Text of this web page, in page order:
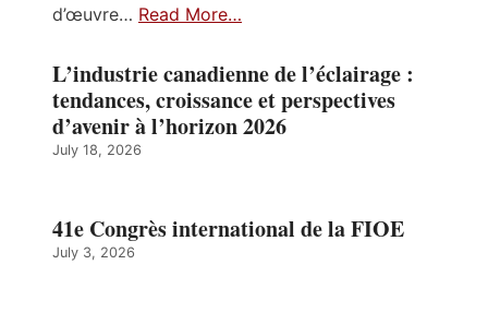
d’œuvre… Read More…
L’industrie canadienne de l’éclairage :
tendances, croissance et perspectives
d’avenir à l’horizon 2026
July 18, 2026
41e Congrès international de la FIOE
July 3, 2026